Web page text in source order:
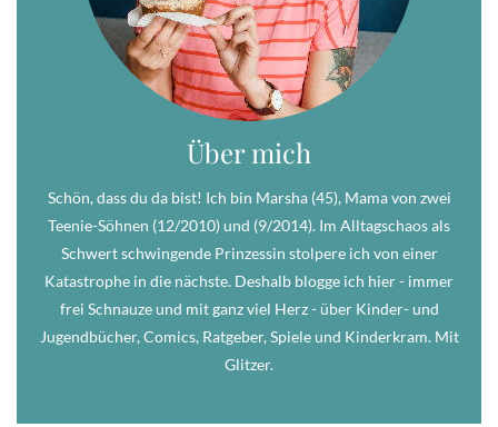
Über mich
Schön, dass du da bist! Ich bin Marsha (45), Mama von zwei
Teenie-Söhnen (12/2010) und (9/2014). Im Alltagschaos als
Schwert schwingende Prinzessin stolpere ich von einer
Katastrophe in die nächste. Deshalb blogge ich hier - immer
frei Schnauze und mit ganz viel Herz - über Kinder- und
Jugendbücher, Comics, Ratgeber, Spiele und Kinderkram. Mit
Glitzer.